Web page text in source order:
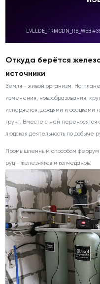
Откуда берётся
источники
Земля - живой организм. На
изменения, новообразования,
испаряется, дождями и осадками
грунт. Вместе с ней
людская деятельность по добыче
Промышленным способом феррум
руд - железняков и колчеданов: